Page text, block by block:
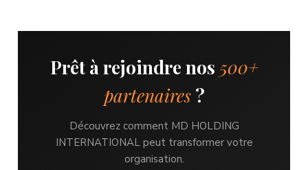
Prêt à rejoindre nos 500+
partenaires?
Découvrez comment MD HOLDING
INTERNATIONAL peut transformer votre
organisation.